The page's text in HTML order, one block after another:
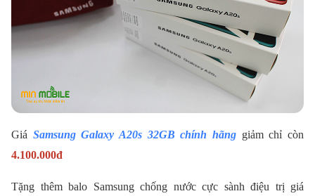
Giá Samsung Galaxy A20s 32GB chính hãng giảm chỉ còn
4.100.000đ
Tặng thêm balo Samsung chống nước cực sành điệu trị giá